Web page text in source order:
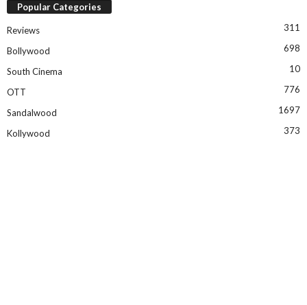
Popular Categories
Reviews 311
Bollywood 698
South Cinema 10
OTT 776
Sandalwood 1697
Kollywood 373